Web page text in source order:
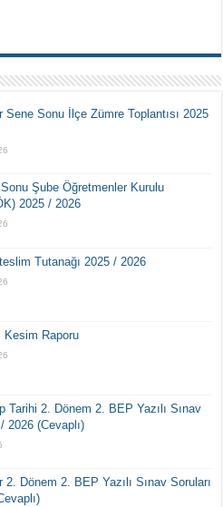
Sonu İlçe Zümre Toplantısı 2025
Sonu Şube Öğretmenler Kurulu
2025 / 2026
teslim Tutanağı 2025 / 2026
Kesim Raporu
Tarihi 2. Dönem 2. BEP Yazılı Sınav
2026 (Cevaplı)
Dönem 2. BEP Yazılı Sınav Soruları